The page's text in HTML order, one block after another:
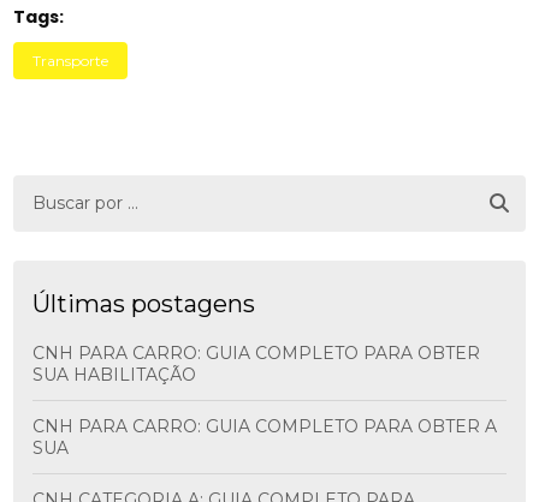
Tags:
Transporte
Últimas postagens
CNH PARA CARRO: GUIA COMPLETO PARA OBTER
SUA HABILITAÇÃO
CNH PARA CARRO: GUIA COMPLETO PARA OBTER A
SUA